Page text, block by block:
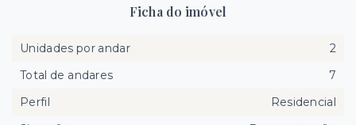
Ficha do imóvel
Unidades por andar
2
Total de andares
7
Perfil
Residencial